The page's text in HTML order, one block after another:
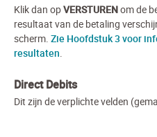
Klik dan opVERSTURENom de
resultaat van de betaling
scherm. Zie Hoofdstuk 3 voor
resultaten.
Direct Debits
Dit zijn de verplichte velden